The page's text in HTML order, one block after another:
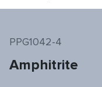
PPG1042-4
Amphitrite